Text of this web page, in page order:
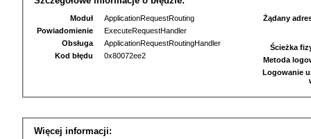
Moduł
ApplicationRequestRouting
Powiadomienie
ExecuteRequestHandler
Obsługa
ApplicationRequestRoutingHandler
Kod błędu
0x80072ee2
Żądany
Ścieżka
Metoda
Logowanie
Więcej informacji: